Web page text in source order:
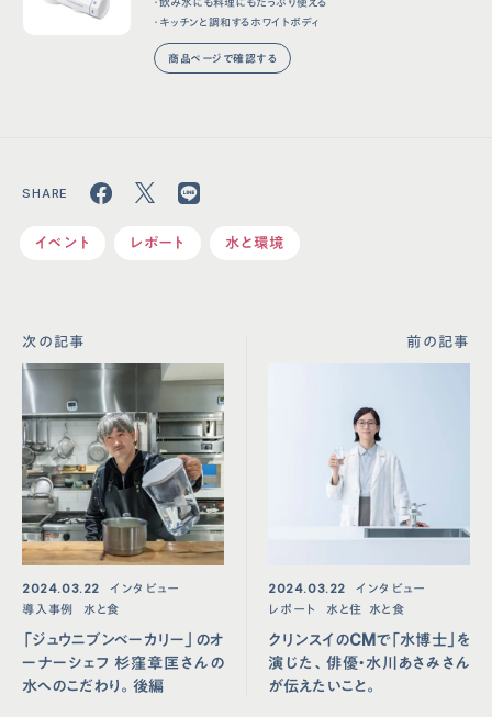
・キッチンと調和するホワイトボディ
商品ページで確認する
イベント レポート 水と環境
次の記事
2024.03.22
インタビュー
導入事例
水と食
「ジュウニブンベーカリー」のオ
ーナーシェフ 杉窪章匡さんの
水へのこだわり。後編
前の記事
2024.03.22
インタビュー
レポート
水と住 水と食
クリンスイのCMで「水博士」を
演じた、俳優・水川あさみさん
が伝えたいこと。